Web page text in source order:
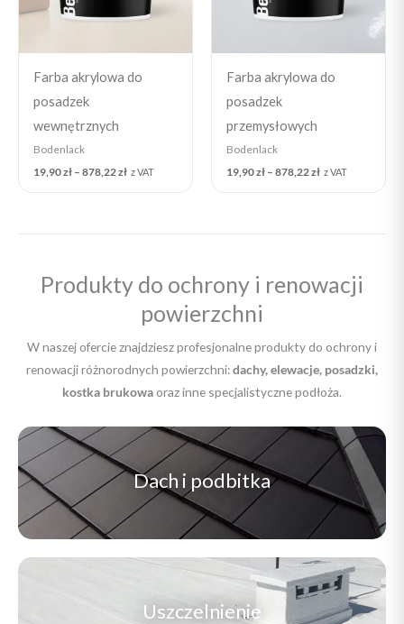
Farba akrylowa do
posadzek
wewnętrznych
Bodenlack
19,90zł – 878,22zł z VAT
Farba akrylowa do
posadzek
przemysłowych
Bodenlack
19,90zł – 878,22zł z VAT
Produkty do ochrony i renowacji
powierzchni
W naszej ofercie znajdziesz profesjonalne produkty do ochrony i
renowacji różnorodnych powierzchni:dachy, elewacje, posadzki,
kostka brukowa oraz inne specjalistyczne podłoża.
Dach i podbitka
Uszczelnienie